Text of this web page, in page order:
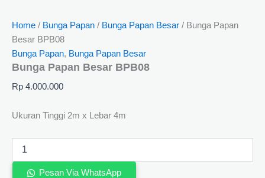
Home / Bunga Papan / Bunga Papan Besar / Bunga Papan
Besar BPB08
Bunga Papan, Bunga Papan Besar
Bunga Papan Besar BPB08
Rp 4.000.000
Ukuran Tinggi 2m x Lebar 4m
Pesan Via WhatsApp